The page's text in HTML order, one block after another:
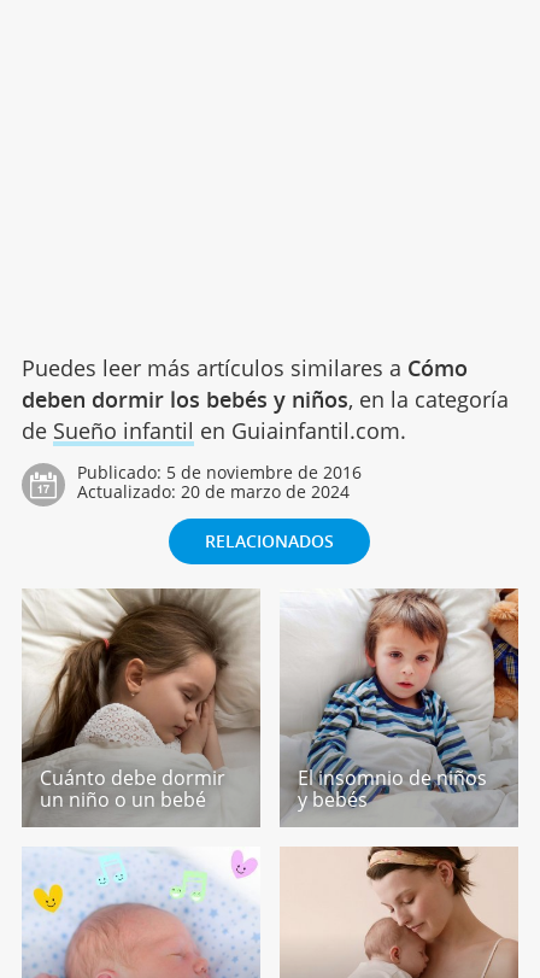
Puedes leer más artículos similares a Cómo
deben dormir los bebés y niños, en la categoría
de Sueño infantil en Guiainfantil.com.
Publicado: 5 de noviembre de 2016
Actualizado: 20 de marzo de 2024
RELACIONADOS
Cuánto debe dormir
un niño o un bebé
El insomnio de niños
y bebés